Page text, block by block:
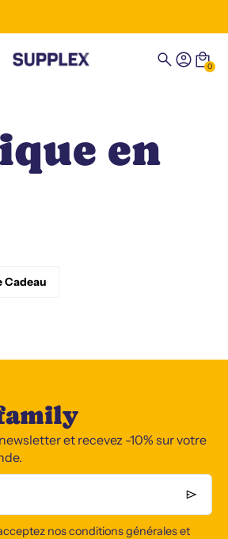
0
en
Cadeau
et recevez -10% sur votre
nos conditions générales et